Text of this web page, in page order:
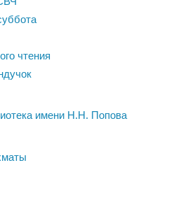
чтения
имени Н.Н. Попова